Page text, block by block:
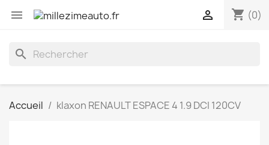
 shopping_cart (0)

search
Accueil klaxon RENAULT ESPACE 4 1.9 DCI 120CV